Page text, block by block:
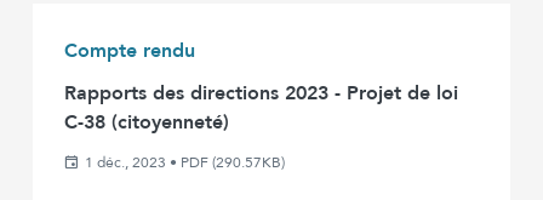
Compte rendu
Rapports des directions 2023 - Projet de loi
C-38 (citoyenneté)
1 déc., 2023 • PDF (290.57KB)